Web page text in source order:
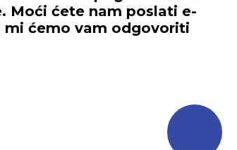
Moći ćete nam poslati e-
ćemo vam odgovoriti